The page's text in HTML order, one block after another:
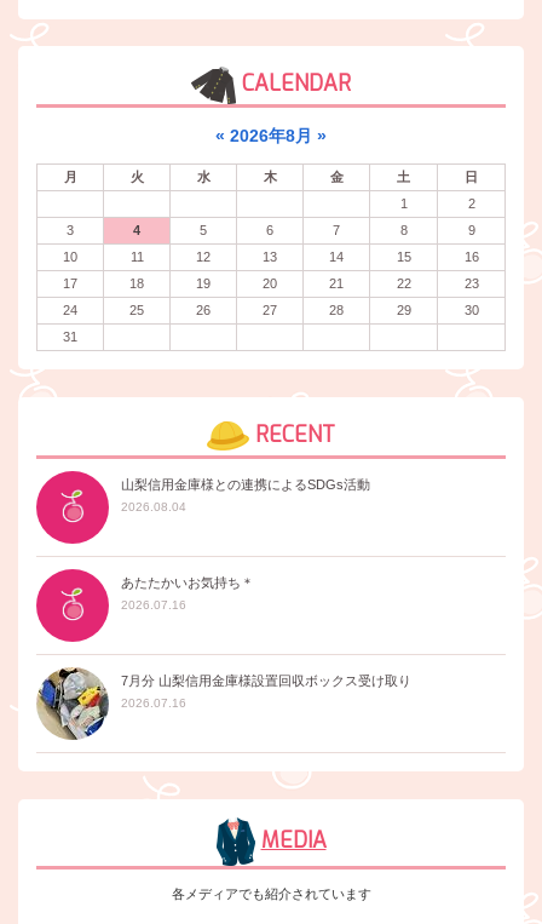
CALENDAR
« 2026年8月 »
月 火 水 木 金 土
日
1
2
3
4 5 6 7 8
9
10
11 12 13 14 15
16
17
18 19 20 21 22
23
24
25 26 27 28 29
30
31
RECENT
山梨信用金庫様との連携によるSDGs活動
2026.08.04
あたたかいお気持ち＊
2026.07.16
7月分 山梨信用金庫様設置回収ボックス受け取り
2026.07.16
MEDIA
各メディアでも紹介されています